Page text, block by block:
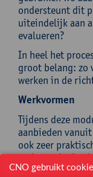
ondersteunt dit
uiteindelijk aan
evalueren?
In heel het
groot belang: zo
werken in de
Werkvormen
Tijdens deze
aanbieden
ook zeer
verloop, doel,...)
gesprekken in te
CNO gebruikt